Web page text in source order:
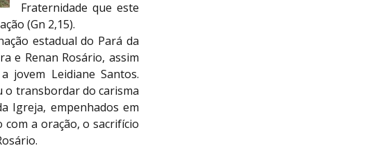
Fraternidade que este
(Gn 2,15).
estadual do Pará da
e Renan Rosário, assim
jovem Leidiane Santos.
o transbordar do carisma
Igreja, empenhados em
a oração, o sacrifício